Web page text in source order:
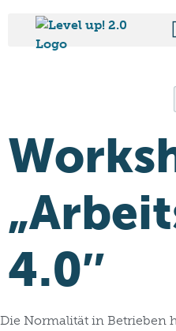
4.0″
Die Normalität in Betrieben